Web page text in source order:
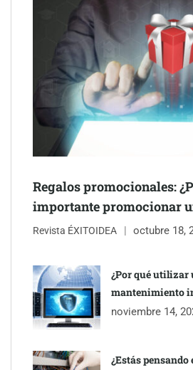
Gestoría Online reduce a unas horas el
The Factory School explica por qué
Martín Mingorance Abogados
despacho de abogados Málaga de
particulares
Regalos promocionales:
importante promocionar
Revista ÉXITOIDEA octubre 18,
¿Por qué utilizar
mantenimiento
noviembre 14,
¿Estás